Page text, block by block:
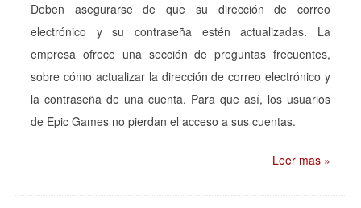
Deben asegurarse de que su dirección de correo
electrónico y su contraseña estén actualizadas. La
empresa ofrece una sección de preguntas frecuentes,
sobre cómo actualizar la dirección de correo electrónico y
la contraseña de una cuenta. Para que así, los usuarios
de Epic Games no pierdan el acceso a sus cuentas.
Leer mas »